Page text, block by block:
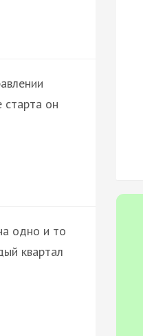
старта он
одно и то
квартал